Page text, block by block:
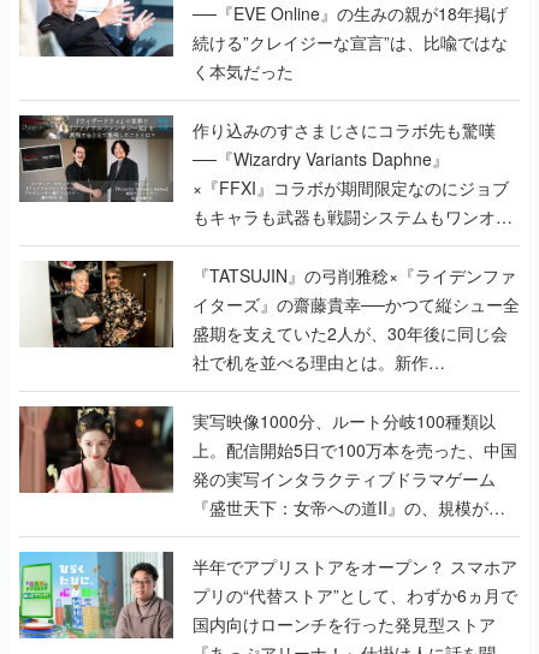
──『EVE Online』の生みの親が18年掲げ
続ける”クレイジーな宣言”は、比喩ではな
く本気だった
作り込みのすさまじさにコラボ先も驚嘆
──『Wizardry Variants Daphne』
×『FFXI』コラボが期間限定なのにジョブ
もキャラも武器も戦闘システムもワンオフ
で作り込まれた理由を両ディレクターに聞
く
『TATSUJIN』の弓削雅稔×『ライデンファ
イターズ』の齋藤貴幸──かつて縦シュー全
盛期を支えていた2人が、30年後に同じ会
社で机を並べる理由とは。新作
『TATSUJIN EXTREME』で初タッグを組
んだレジェンド2人に訊く開発秘話
実写映像1000分、ルート分岐100種類以
上。配信開始5日で100万本を売った、中国
発の実写インタラクティブドラマゲーム
『盛世天下：女帝への道II』の、規模が違
うこだわりをプロデューサーに聞いた
半年でアプリストアをオープン？ スマホア
プリの“代替ストア”として、わずか6ヵ月で
国内向けローンチを行った発見型ストア